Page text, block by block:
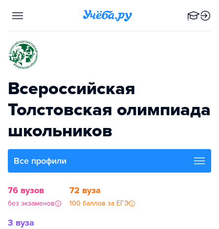
Всероссийская
Толстовская олимпиада
школьников
Все профили
76 вузов
без экзаменов
72 вуза
100 баллов за ЕГЭ
3 вуза